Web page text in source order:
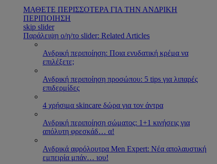
ΜΑΘΕΤΕ ΠΕΡΙΣΣΟΤΕΡΑ ΓΙΑ ΤΗΝ ΑΝΔΡΙΚΗ
ΠΕΡΙΠΟΙΗΣΗ
skip slider
Παράλειψη ο/η/το slider: Related Articles
Ανδρική περιποίηση: Ποια ενυδατική κρέμα να
επιλέξετε;
Ανδρική περιποίηση προσώπου: 5 tips για λιπαρές
επιδερμίδες
4 χρήσιμα skincare δώρα για τον άντρα
Ανδρική περιποίηση σώματος: 1+1 κινήσεις για
απόλυτη φρεσκάδ… α!
Ανδρικά αφρόλουτρα Men Expert: Νέα απολαυστική
εμπειρία μπάν… ιου!